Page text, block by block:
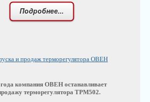
и продаж терморегулятора ОВЕН
компания ОВЕН останавливает
терморегулятора ТРМ502.